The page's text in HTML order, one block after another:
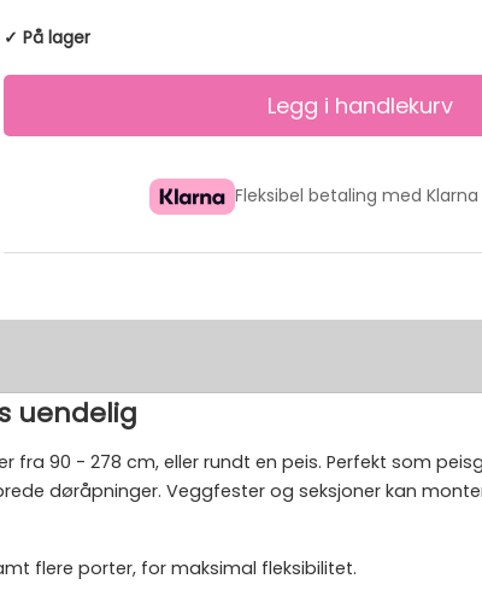
✓ På lager
Fleksibel betaling med Klarna
uendelig
fra 90 - 278 cm, eller rundt en peis. Perfekt som
døråpninger. Veggfester og seksjoner kan
flere porter, for maksimal fleksibilitet.